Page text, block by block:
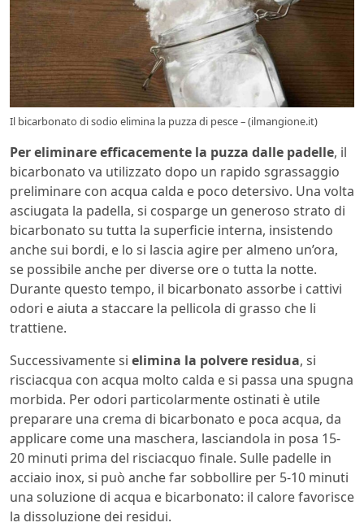
Il bicarbonato di sodio elimina la puzza di pesce – (ilmangione.it)
Per eliminare efficacemente la puzza dalle padelle, il
bicarbonato va utilizzato dopo un rapido sgrassaggio
preliminare con acqua calda e poco detersivo. Una volta
asciugata la padella, si cosparge un generoso strato di
bicarbonato su tutta la superficie interna, insistendo
anche sui bordi, e lo si lascia agire per almeno un’ora,
se possibile anche per diverse ore o tutta la notte.
Durante questo tempo, il bicarbonato assorbe i cattivi
odori e aiuta a staccare la pellicola di grasso che li
trattiene.
Successivamente si elimina la polvere residua, si
risciacqua con acqua molto calda e si passa una spugna
morbida. Per odori particolarmente ostinati è utile
preparare una crema di bicarbonato e poca acqua, da
applicare come una maschera, lasciandola in posa 15-
20 minuti prima del risciacquo finale. Sulle padelle in
acciaio inox, si può anche far sobbollire per 5-10 minuti
una soluzione di acqua e bicarbonato: il calore favorisce
la dissoluzione dei residui.